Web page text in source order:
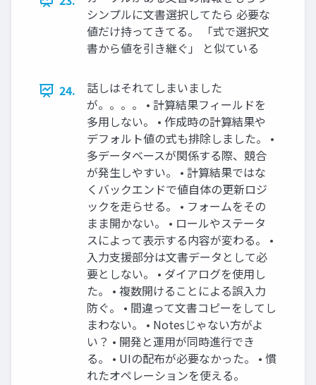
シンプルに文書選択してたら 必要な
値だけ持ってきてる。 「式で選択文
書から値を引き継ぐ」 と似ている
24.
話しはそれてしまいました
が。。。。 • 計算結果フィールドを
多用しない。 • 作成時の計算結果や
デフォルト値の式も排除しました。 •
多データベースが関係する際、競合
が発生しやすい。 • 計算結果ではな
くバックエンドで値自体の更新ロジ
ックを走らせる。 • フォームをその
まま開かない。 • ロールやステータ
スによって表示する内容が変わる。 •
入力支援部分は文書データとして必
要としない。 • ダイアログを使用し
た。 • 複数開けることによる誤入力
防ぐ。 • 間違って文書コピーをしてし
まわない。 • Notesじゃない方がよ
い？ • 開発と運用が同時進行でき
る。 • UIの配布が必要なかった。 • 慣
れたオペレーションを使える。